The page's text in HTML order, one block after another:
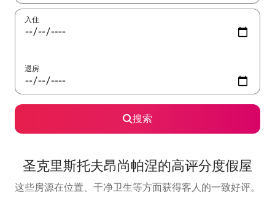
入住
退房
搜索
圣克里斯托夫昂尚帕涅的高评分度假屋
这些房源在位置、干净卫生等方面获得客人的一致好评。